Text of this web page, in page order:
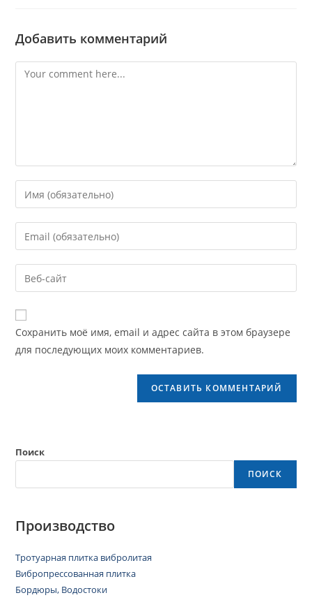
Добавить комментарий
Сохранить моё имя, email и адрес сайта в этом браузере
для последующих моих комментариев.
Поиск
ПОИСК
Производство
Тротуарная плитка вибролитая
Вибропрессованная плитка
Бордюры, Водостоки